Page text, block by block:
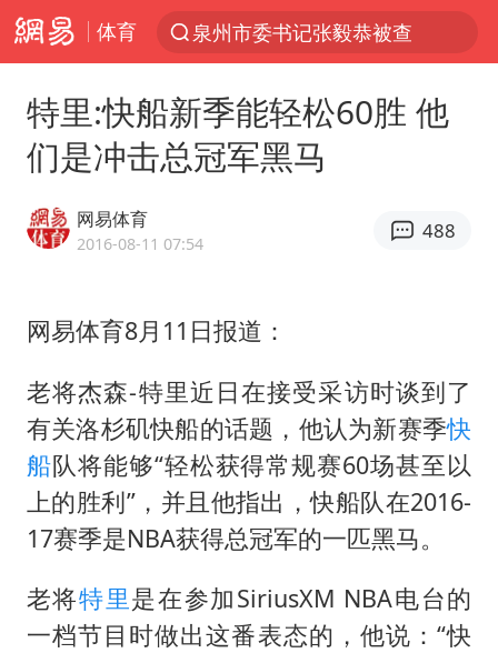
体育
泉州市委书记张毅恭被查
中巨芯：上半年归母净利润1405.77万元
上海：台风白海豚或将带来龙卷风
出口禁令驱动有色板块大涨
秋天的第一杯奶茶到底有多火
百花奖开幕式
国防部：坚决反制任何闹海挑衅图谋
东航：国内客票提前14天免费退改
特里:快船新季能轻松60胜 他
们是冲击总冠军黑马
网易体育
2016-08-11 07:54
488
网易体育8月11日报道：
老将杰森-特里近日在接受采访时谈到了
有关洛杉矶快船的话题，他认为新赛季快
船队将能够“轻松获得常规赛60场甚至以
上的胜利”，并且他指出，快船队在2016-
17赛季是NBA获得总冠军的一匹黑马。
老将特里是在参加SiriusXM NBA电台的
一档节目时做出这番表态的，他说：“快